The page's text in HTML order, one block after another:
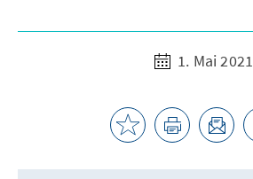
1. Mai 2021